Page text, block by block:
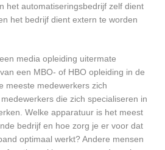
het automatiseringsbedrijf zelf dient
het bedrijf dient extern te worden
media opleiding uitermate
een MBO- of HBO opleiding in de
meeste medewerkers zich
die zich specialiseren in
Welke apparatuur is het meest
bedrijf en hoe zorg je er voor dat
optimaal werkt? Andere mensen